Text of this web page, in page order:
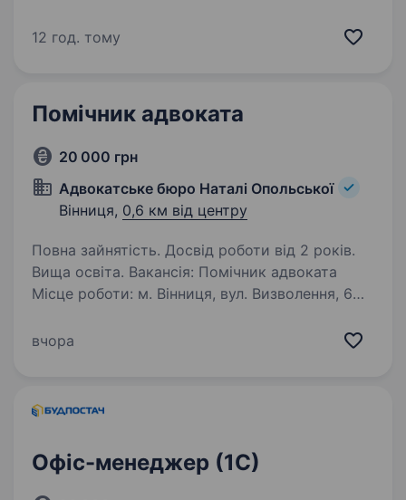
ІНВЕНТАРИЗАЦІЙ. Що потрібно робити?
12 год. тому
Помічник адвоката
20 000 грн
Адвокатське бюро Наталі Опольської
Вінниця, 0,6 км від центру
Повна зайнятість. Досвід роботи від 2 років.
Вища освіта. Вакансія: Помічник адвоката
Місце роботи: м. Вінниця, вул. Визволення, 6
юристом або помічником судді від 2 років.
вчора
Офіс-менеджер (1С)